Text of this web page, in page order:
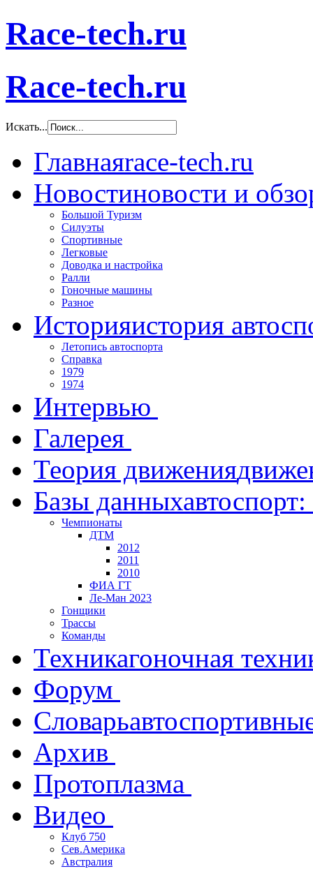
Race-tech.ru
Race-tech.ru
Искать...
Главнаяrace-tech.ru
Новостиновости и
Большой Туризм
Силуэты
Спортивные
Легковые
Доводка и настройка
Ралли
Гоночные машины
Разное
Историяистория
Летопись автоспорта
Справка
1979
1974
Интервью
Галерея
Теория движения
Базы данных
Чемпионаты
ДТМ
2012
2011
2010
ФИА ГТ
Ле-Ман 2023
Гонщики
Трассы
Команды
Техникагоночная
Форум
Словарь
Архив
Протоплазма
Видео
Клуб 750
Сев.Америка
Австралия